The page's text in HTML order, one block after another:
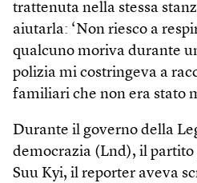
trattenuta nella stessa
aiutarla: ‘Non riesco a
qualcuno moriva durante
polizia mi costringeva a
familiari che non era stato
Durante il governo della
democrazia (Lnd), il partito
Suu Kyi, il reporter aveva